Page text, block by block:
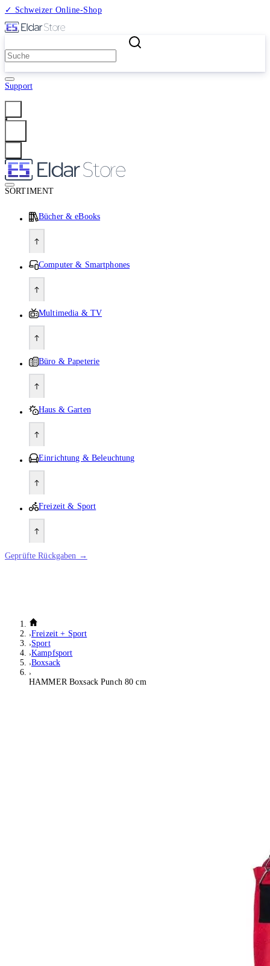
✓ Schweizer Online-Shop
Support
SORTIMENT
Bücher & eBooks
Computer & Smartphones
Multimedia & TV
Büro & Papeterie
Haus & Garten
Einrichtung & Beleuchtung
Freizeit & Sport
Geprüfte Rückgaben →
Freizeit + Sport
Sport
Kampfsport
Boxsack
HAMMER Boxsack Punch 80 cm